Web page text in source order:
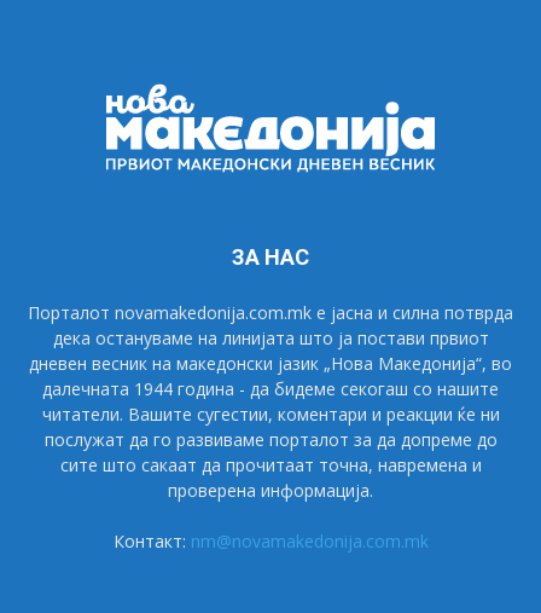
ЗА НАС
Порталот novamakedonija.com.mk е јасна и силна потврда
дека остануваме на линијата што ја постави првиот
дневен весник на македонски јазик „Нова Македонија“, во
далечната 1944 година - да бидеме секогаш со нашите
читатели. Вашите сугестии, коментари и реакции ќе ни
послужат да го развиваме порталот за да допреме до
сите што сакаат да прочитаат точна, навремена и
проверена информација.
Контакт: nm@novamakedonija.com.mk